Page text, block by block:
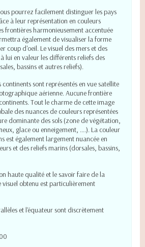
pourrez facilement distinguer les pays
à leur représentation en couleurs
frontières harmonieusement accentuée
également de visualiser la forme
coup d'oeil. Le visuel des mers et des
lui en valeur les différents reliefs des
bassins et autres reliefs).
continents sont représentés en vue satellite
aérienne. Aucune frontière
Tout le charme de cette image
des nuances de couleurs représentées
dominante des sols (zone de végétation,
glace ou enneigement, ....). La couleur
est également largement nuancée en
et des reliefs marins (dorsales, bassins,
haute qualité et le savoir faire de la
obtenu est particulièrement
et l'équateur sont discrètement